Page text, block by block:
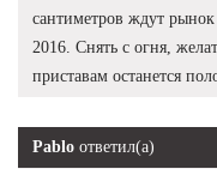
сантиметров ждут
2016. Снять с огня,
приставам останется
Pablo ответил(а)